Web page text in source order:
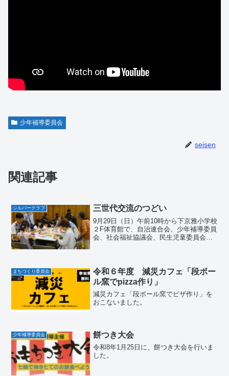
少年補導委員会
seisen
関連記事
シルバークラブ 三世代交流のつどい
9月29日（日）午前10時から下京雅小学校
２F体育館で、自治連合会、少年補導委員
会、社会福祉協議会、民生児童委員会、
り、賑やかな楽しい...
まちづくり委員会
令和６年度 減災カフェ「段ボー
ル窯でpizza作り」
減災カフェ「段ボール窯でピザ作り」を
おこないました。
少年補導委員会 餅つき大会
令和8年1月25日に、餅つき大会を行いま
した。